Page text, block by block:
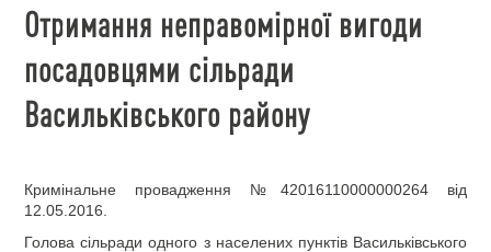
Отримання неправомірної вигоди
посадовцями сільради
Васильківського району
Кримінальне провадження №42016110000000264 від
12.05.2016.
Голова сільради одного з населених пунктів Васильківського